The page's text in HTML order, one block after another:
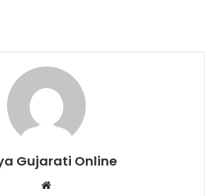
Gujarati Online
Website